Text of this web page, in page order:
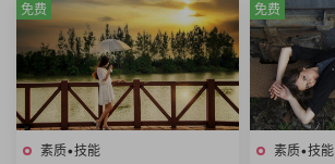
素质•技能
免费
素质•技能
免费